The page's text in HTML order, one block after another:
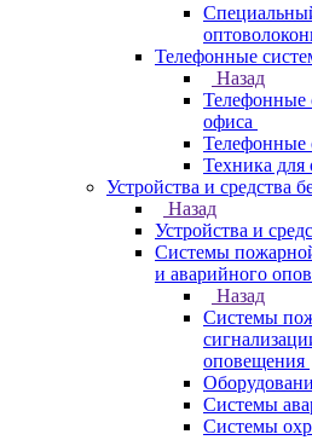
Телефонные
Назад
Телефонные
офиса
Телефонные
Техника для
Устройства и средства
Назад
Устройства и
Системы
и аварийного
Назад
Системы
оповещения
Системы
Системы